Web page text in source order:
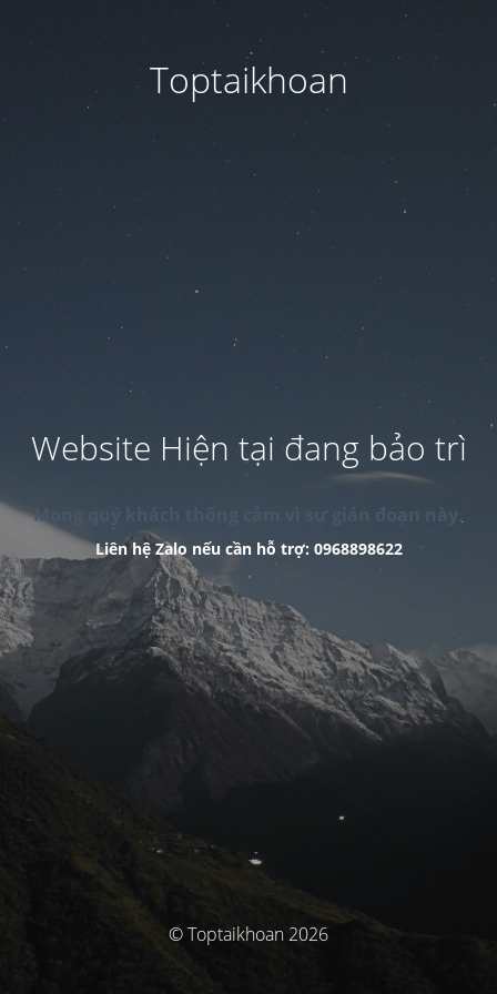
Toptaikhoan
Website Hiện tại đang bảo trì
Mong quý khách thông cảm vì sự gián đoạn này.
Liên hệ Zalo nếu cần hỗ trợ: 0968898622
© Toptaikhoan 2026